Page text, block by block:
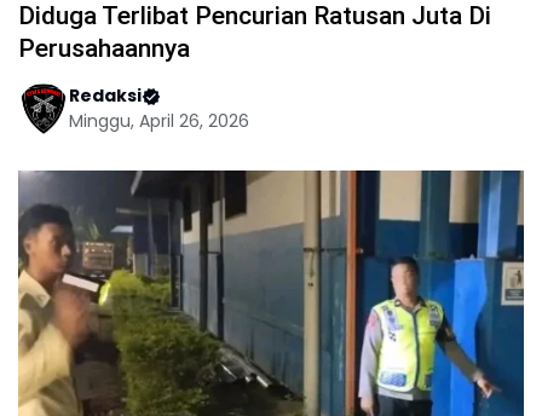
Diduga Terlibat Pencurian Ratusan Juta Di
Perusahaannya
Redaksi
Minggu, April 26, 2026